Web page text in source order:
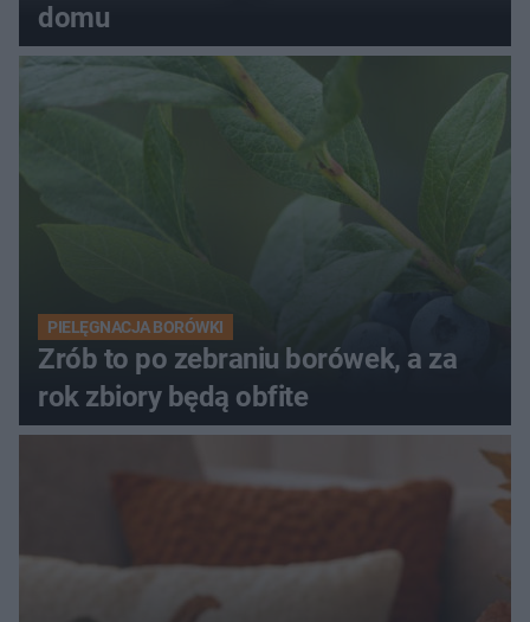
domu
PIELĘGNACJA BORÓWKI
Zrób to po zebraniu borówek, a za
rok zbiory będą obfite